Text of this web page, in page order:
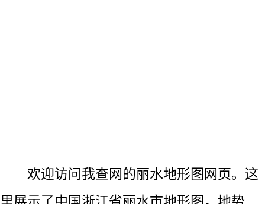
欢迎访问我查网的丽水地形图网页。这